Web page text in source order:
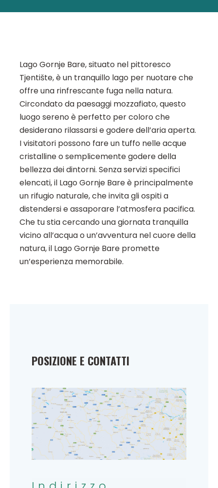
Lago Gornje Bare, situato nel pittoresco
Tjentište, è un tranquillo lago per nuotare che
offre una rinfrescante fuga nella natura.
Circondato da paesaggi mozzafiato, questo
luogo sereno è perfetto per coloro che
desiderano rilassarsi e godere dell’aria aperta.
I visitatori possono fare un tuffo nelle acque
cristalline o semplicemente godere della
bellezza dei dintorni. Senza servizi specifici
elencati, il Lago Gornje Bare è principalmente
un rifugio naturale, che invita gli ospiti a
distendersi e assaporare l’atmosfera pacifica.
Che tu stia cercando una giornata tranquilla
vicino all’acqua o un’avventura nel cuore della
natura, il Lago Gornje Bare promette
un’esperienza memorabile.
POSIZIONE E CONTATTI